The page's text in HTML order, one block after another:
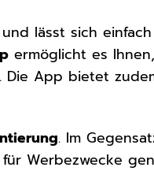
lässt sich
ermöglicht es
Die App bietet
. Im
Werbezwecke